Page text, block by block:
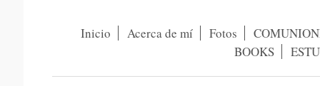
Inicio Acerca de mí Fotos
BOOKS